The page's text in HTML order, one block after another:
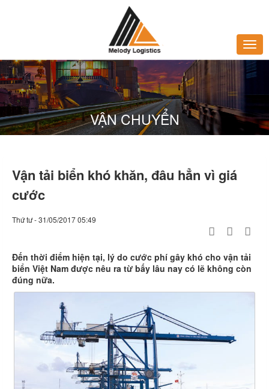
VẬN CHUYỂN
Vận tải biển khó khăn, đâu hẳn vì giá
cước
Thứ tư - 31/05/2017 05:49
Đến thời điểm hiện tại, lý do cước phí gây khó cho vận tải
biển Việt Nam được nêu ra từ bấy lâu nay có lẽ không còn
đúng nữa.